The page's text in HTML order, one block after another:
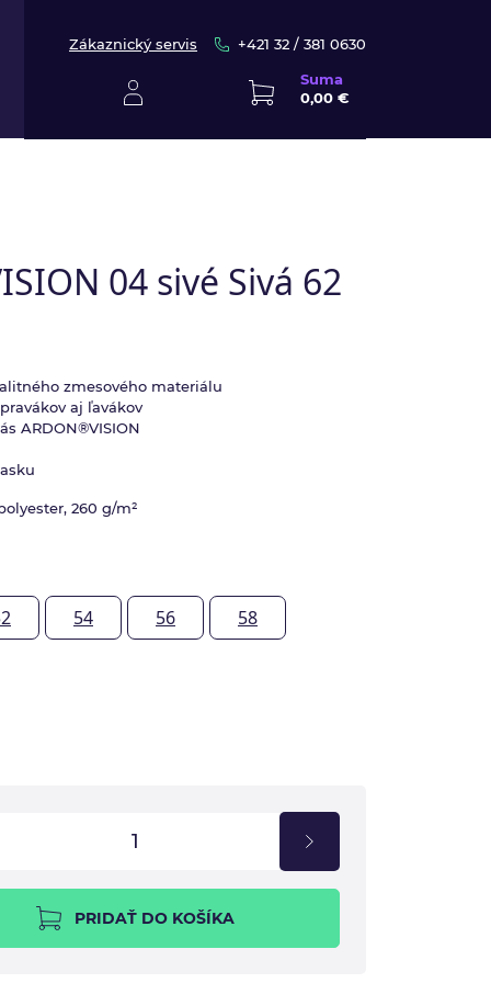
Zákaznický servis
+421 32 / 381 0630
Suma
0,00 €
04 sivé Sivá 62
zmesového materiálu
aj ľavákov
ARDON®VISION
260 g/m²
54 56 58
PRIDAŤ DO KOŠÍKA